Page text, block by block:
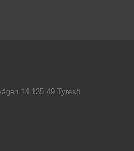
14 135 49 Tyresö